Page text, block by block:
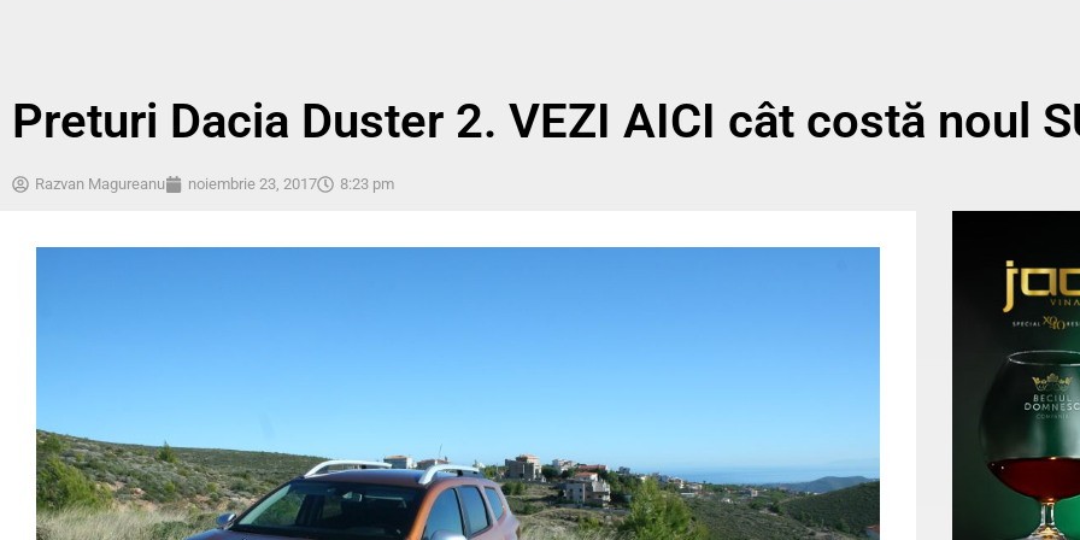
Preturi Dacia Duster 2. VEZI AICI cât costă noul
Razvan Magureanu noiembrie 23, 2017 8:23 pm